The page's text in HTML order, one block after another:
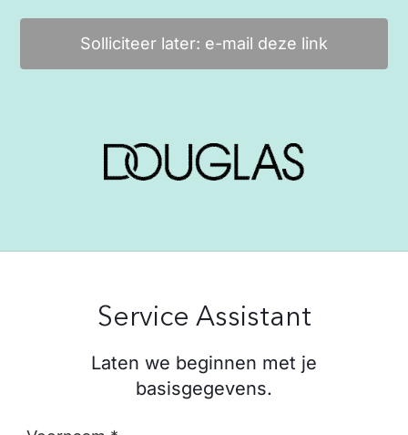
Solliciteer later: e-mail deze link
Service Assistant
Laten we beginnen met je
basisgegevens.